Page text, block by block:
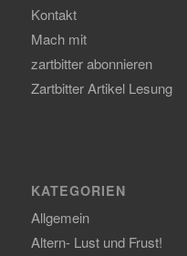
Kontakt
Mach mit
zartbitter abonnieren
Zartbitter Artikel Lesung
KATEGORIEN
Allgemein
Altern- Lust und Frust!